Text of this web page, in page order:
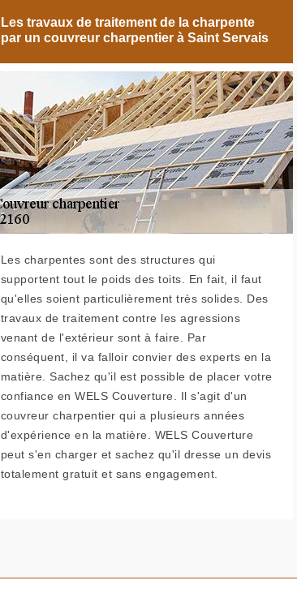
Les travaux de traitement de la charpente
par un couvreur charpentier à Saint Servais
Les charpentes sont des structures qui
supportent tout le poids des toits. En fait, il faut
qu'elles soient particulièrement très solides. Des
travaux de traitement contre les agressions
venant de l'extérieur sont à faire. Par
conséquent, il va falloir convier des experts en la
matière. Sachez qu'il est possible de placer votre
confiance en WELS Couverture. Il s'agit d'un
couvreur charpentier qui a plusieurs années
d'expérience en la matière. WELS Couverture
peut s'en charger et sachez qu'il dresse un devis
totalement gratuit et sans engagement.